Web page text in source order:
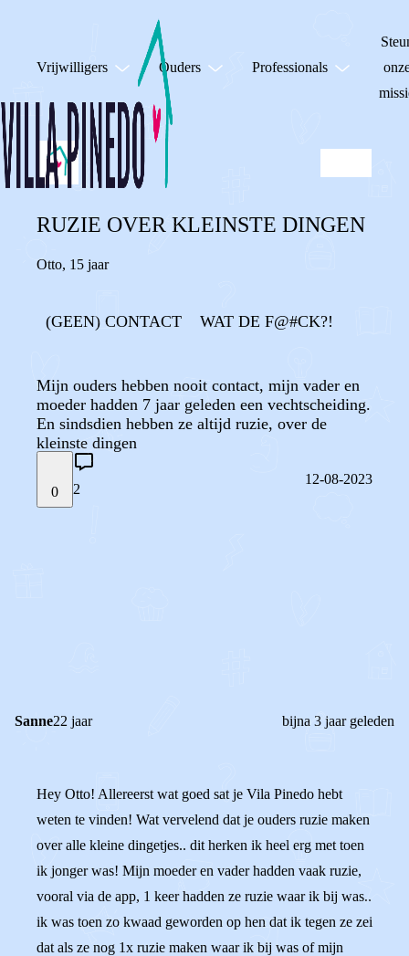
Vrijwilligers Ouders Professionals
RUZIE OVER KLEINSTE DINGEN
Otto, 15 jaar
(GEEN) CONTACT WAT DE F@#CK?!
Mijn ouders hebben nooit contact, mijn vader en
moeder hadden 7 jaar geleden een vechtscheiding.
En sindsdien hebben ze altijd ruzie, over de
kleinste dingen
0 2
12-08-2023
Sanne22 jaar bijna 3 jaar geleden
Hey Otto! Allereerst wat goed sat je Vila Pinedo hebt
weten te vinden! Wat vervelend dat je ouders ruzie maken
over alle kleine dingetjes.. dit herken ik heel erg met toen
ik jonger was! Mijn moeder en vader hadden vaak ruzie,
vooral via de app, 1 keer hadden ze ruzie waar ik bij was..
ik was toen zo kwaad geworden op hen dat ik tegen ze zei
dat als ze nog 1x ruzie maken waar ik bij was of mijn